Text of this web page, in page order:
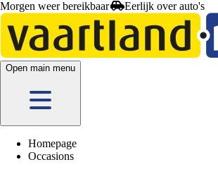
Morgen weer bereikbaar
Open main menu
Homepage
Occasions